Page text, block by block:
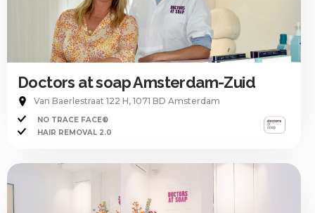
Doctors at soap Amsterdam-Zuid
Van Baerlestraat 122 H, 1071 BD Amsterdam
NO TRACE FACE®
HAIR REMOVAL 2.0